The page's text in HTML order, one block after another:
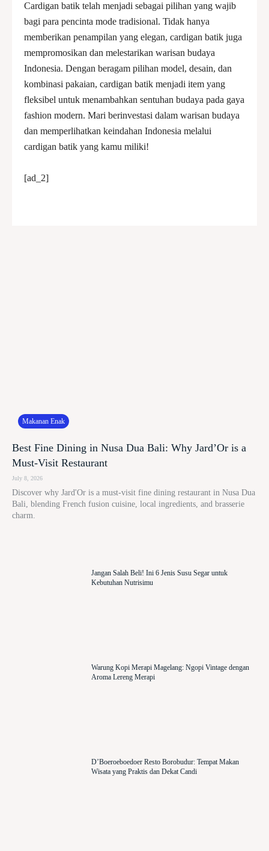
Cardigan batik telah menjadi sebagai pilihan yang wajib
bagi para pencinta mode tradisional. Tidak hanya
memberikan penampilan yang elegan, cardigan batik juga
mempromosikan dan melestarikan warisan budaya
Indonesia. Dengan beragam pilihan model, desain, dan
kombinasi pakaian, cardigan batik menjadi item yang
fleksibel untuk menambahkan sentuhan budaya pada gaya
fashion modern. Mari berinvestasi dalam warisan budaya
dan memperlihatkan keindahan Indonesia melalui
cardigan batik yang kamu miliki!
[ad_2]
Makanan Enak
Best Fine Dining in Nusa Dua Bali: Why Jard’Or is a
Must-Visit Restaurant
July 8, 2026
Discover why Jard'Or is a must-visit fine dining restaurant in Nusa Dua
Bali, blending French fusion cuisine, local ingredients, and brasserie
charm.
Jangan Salah Beli! Ini 6 Jenis Susu Segar untuk
Kebutuhan Nutrisimu
Warung Kopi Merapi Magelang: Ngopi Vintage dengan
Aroma Lereng Merapi
D’Boeroeboedoer Resto Borobudur: Tempat Makan
Wisata yang Praktis dan Dekat Candi